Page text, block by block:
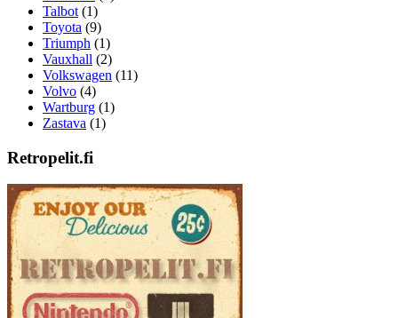
Talbot (1)
Toyota (9)
Triumph (1)
Vauxhall (2)
Volkswagen (11)
Volvo (4)
Wartburg (1)
Zastava (1)
Retropelit.fi